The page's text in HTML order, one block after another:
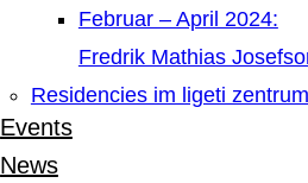
Februar – April 2024:
Fredrik Mathias
Residencies im ligeti zentrum
Events
News